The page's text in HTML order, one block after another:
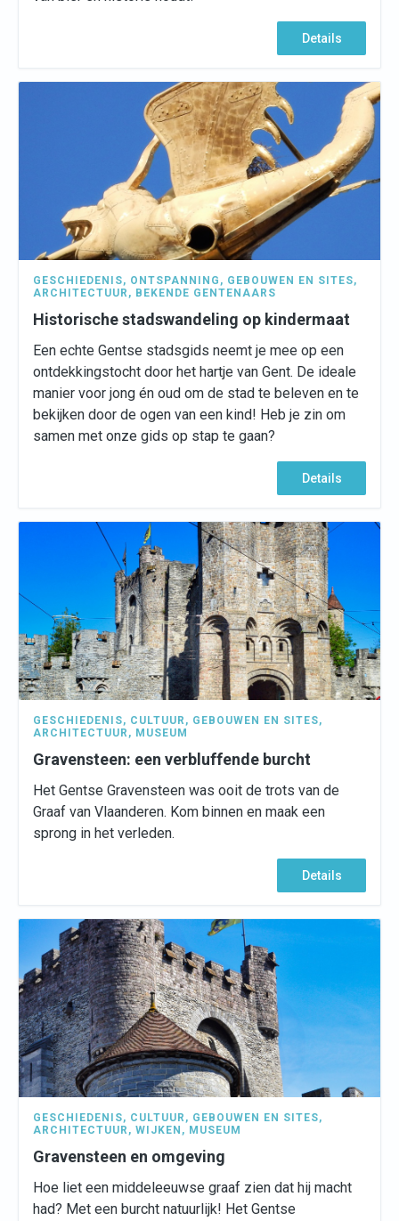
Details
GESCHIEDENIS, ONTSPANNING , GEBOUWEN EN SITES,
ARCHITECTUUR , BEKENDE GENTENAARS
Historische stadswandeling op kindermaat
Een echte Gentse stadsgids neemt je mee op een
ontdekkingstocht door het hartje van Gent. De ideale
manier voor jong én oud om de stad te beleven en te
bekijken door de ogen van een kind! Heb je zin om
samen met onze gids op stap te gaan?
Details
GESCHIEDENIS, CULTUUR , GEBOUWEN EN SITES,
ARCHITECTUUR , MUSEUM
Gravensteen: een verbluffende burcht
Het Gentse Gravensteen was ooit de trots van de
Graaf van Vlaanderen. Kom binnen en maak een
sprong in het verleden.
Details
GESCHIEDENIS, CULTUUR , GEBOUWEN EN SITES,
ARCHITECTUUR , WIJKEN , MUSEUM
Gravensteen en omgeving
Hoe liet een middeleeuwse graaf zien dat hij macht
had? Met een burcht natuurlijk! Het Gentse